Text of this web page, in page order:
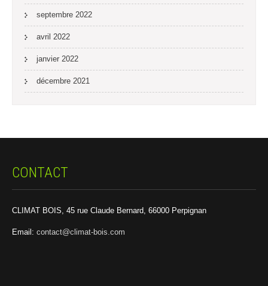
septembre 2022
avril 2022
janvier 2022
décembre 2021
CONTACT
CLIMAT BOIS, 45 rue Claude Bernard, 66000 Perpignan
Email: contact@climat-bois.com